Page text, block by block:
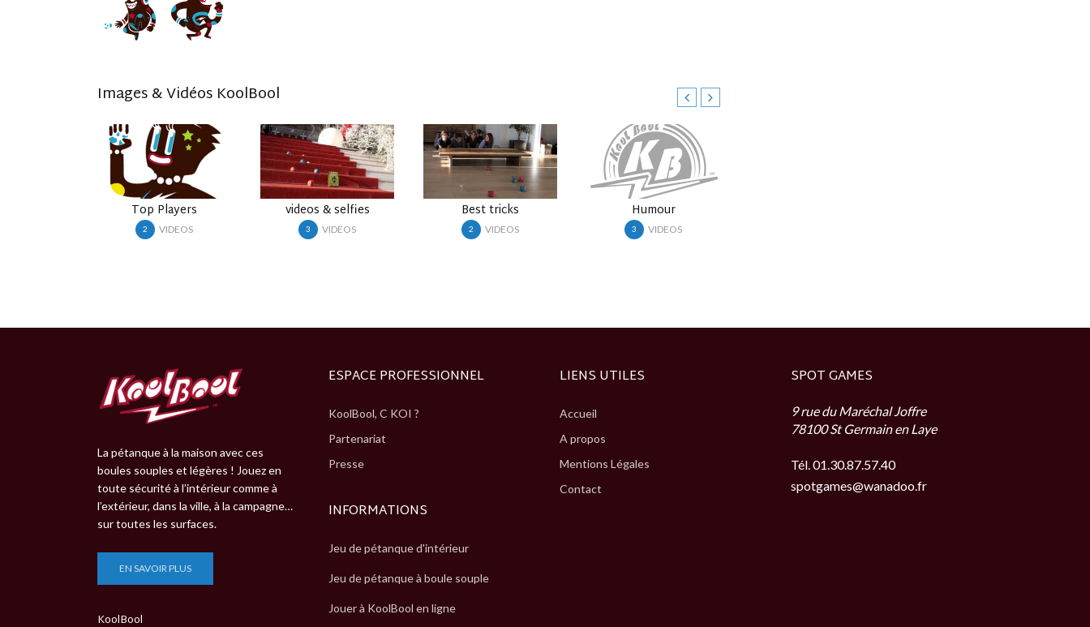
Images & Vidéos KoolBool
Top Players
VIDEOS
videos & selfies
VIDEOS
Best tricks
VIDEOS
Humour
VIDEOS
La pétanque à la maison avec ces
boules souples et légères ! Jouez en
toute sécurité à l’intérieur comme à
l’extérieur, dans la ville, à la campagne…
sur toutes les surfaces.
EN SAVOIR PLUS
KoolBool
ESPACE PROFESSIONNEL
KoolBool, C KOI ?
Partenariat
Presse
INFORMATIONS
Jeu de pétanque d'intérieur
Jeu de pétanque à boule souple
Jouer à KoolBool en ligne
LIENS UTILES
Accueil
A propos
Mentions Légales
Contact
SPOT GAMES
9 rue du Maréchal Joffre
78100 St Germain en Laye
Tél. 01.30.87.57.40
spotgames@wanadoo.fr